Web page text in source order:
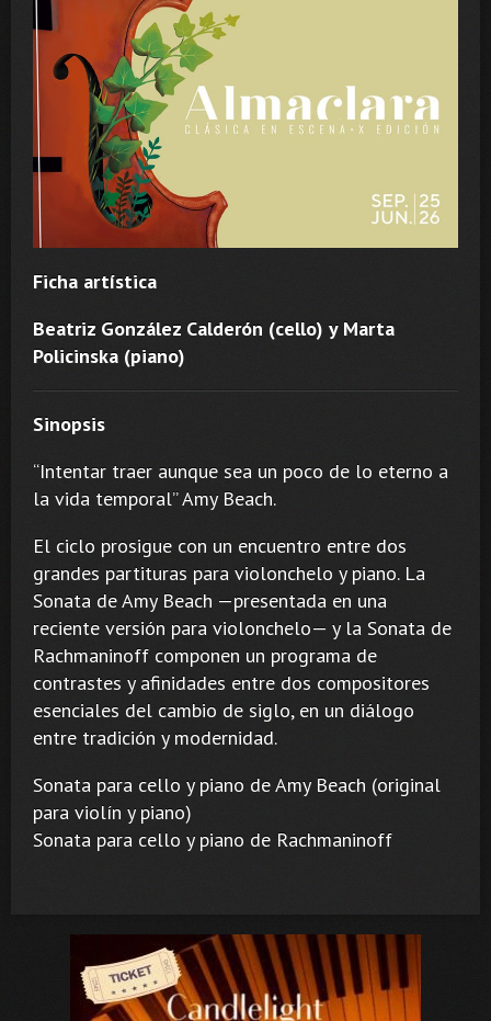
Ficha artística
Beatriz González Calderón (cello) y Marta
Policinska (piano)
Sinopsis
“Intentar traer aunque sea un poco de lo eterno a
la vida temporal” Amy Beach.
El ciclo prosigue con un encuentro entre dos
grandes partituras para violonchelo y piano. La
Sonata de Amy Beach —presentada en una
reciente versión para violonchelo— y la Sonata de
Rachmaninoff componen un programa de
contrastes y afinidades entre dos compositores
esenciales del cambio de siglo, en un diálogo
entre tradición y modernidad.
Sonata para cello y piano de Amy Beach (original
para violín y piano)
Sonata para cello y piano de Rachmaninoff